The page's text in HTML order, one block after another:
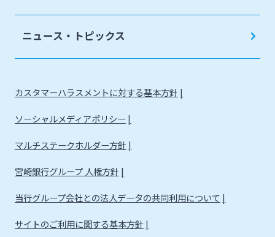
ニュース・トピックス
カスタマーハラスメントに対する基本方針
ソーシャルメディアポリシー
マルチステークホルダー方針
宮崎銀行グループ 人権方針
当行グループ会社との法人データの共同利用について
サイトのご利用に関する基本方針